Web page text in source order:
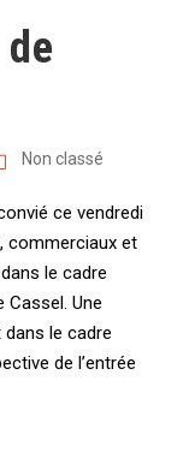
Non classé
ce vendredi
commerciaux et
le cadre
Cassel. Une
dans le cadre
de l’entrée